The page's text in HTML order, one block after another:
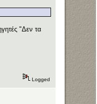
"Δεν τα
Logged